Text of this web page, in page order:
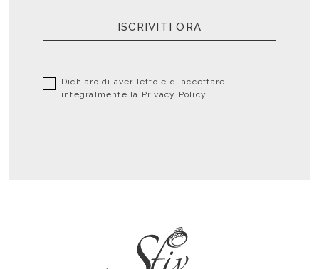
ISCRIVITI ORA
Dichiaro di aver letto e di accettare
integralmente la Privacy Policy